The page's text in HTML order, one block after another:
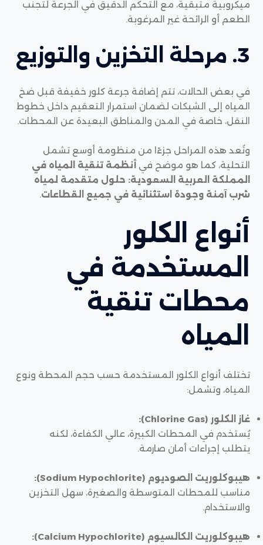
ميكروبية متبقية، مع التحكم الدقيق في الجرعة لتجنب
الطعم أو الرائحة غير المرغوبة.
3. مرحلة التخزين والتوزيع
في بعض الحالات، تتم إضافة جرعة كلور خفيفة قبل ضخ
المياه إلى الشبكات لضمان استمرار التعقيم داخل خطوط
النقل، خاصة في المدن والمناطق البعيدة عن المحطات.
وتُعد هذه المراحل جزءًا من منظومة أوسع تشمل
التحلية، كما هو موضح فيأنظمة تنقية المياه في
المملكة العربية السعودية: حلول متقدمة لمياه
شرب آمنة وجودة استثنائية في جميع القطاعات.
أنواع الكلور
المستخدمة في
محطات تنقية
المياه
تختلف أنواع الكلور المستخدمة حسب حجم المحطة ونوع
المياه، وتشمل:
غاز الكلور (Chlorine Gas):
يُستخدم في المحطات الكبيرة، عالي الكفاءة، لكنه
يتطلب إجراءات أمان صارمة.
هيبوكلوريت الصوديوم (Sodium Hypochlorite):
مناسب للمحطات المتوسطة والصغيرة، سهل التخزين
والاستخدام.
هيبوكلوريت الكالسيوم (Calcium Hypochlorite):